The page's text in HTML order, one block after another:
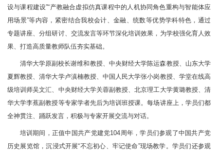
设与课程建设”“产教融合虚拟仿真课程中的人机协同角色重构与智能体应
用场景”等内容，紧密结合我校会计、金融、统数等优势学科特色，通过
专题讲座、分组研讨、交流发言等环节深化培训效果，为学校强化育人效
果、打造高质量教师队伍夯实基础。
清华大学原副校长谢维和教授、中央财经大学陈运森教授、山东大学
夏辉教授、清华大学卢滇楠教授、中国人民大学张小岗教授、学堂在线高
级培训师吴文汇、中央财经大学关蓉副教授、北京理工大学黄璐教授、清
华大学李蕉副教授等专家学者先后为培训班授课。每场讲座上，学员们都
全神贯注、踊跃发言，积极与专家开展交流与对话。
培训期间，正值中国共产党建党104周年，学员们参观了中国共产党
历史展览馆，沉浸式开展“不忘初心、牢记使命”现场教学。学员们还参观